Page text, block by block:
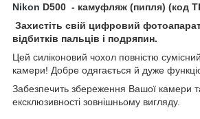
Nikon D500 - камуфляж (пипля) (код
Захистіть свій цифровий
відбитків пальців і подряпин.
Цей силіконовий чохол повністю
камери! Добре одягається й дуже
Забезпечить збереження Вашої камери
ексклюзивності зовнішньому вигляду.